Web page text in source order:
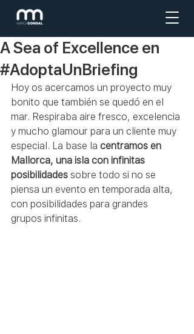
A Sea of Excellence en
#AdoptaUnBriefing
Hoy os acercamos un proyecto muy
bonito que también se quedó en el
mar. Respiraba aire fresco, excelencia
y mucho glamour para un cliente muy
especial. La base la centramos en
Mallorca, una isla con infinitas
posibilidades sobre todo si no se
piensa un evento en temporada alta,
con posibilidades para grandes
grupos infinitas.